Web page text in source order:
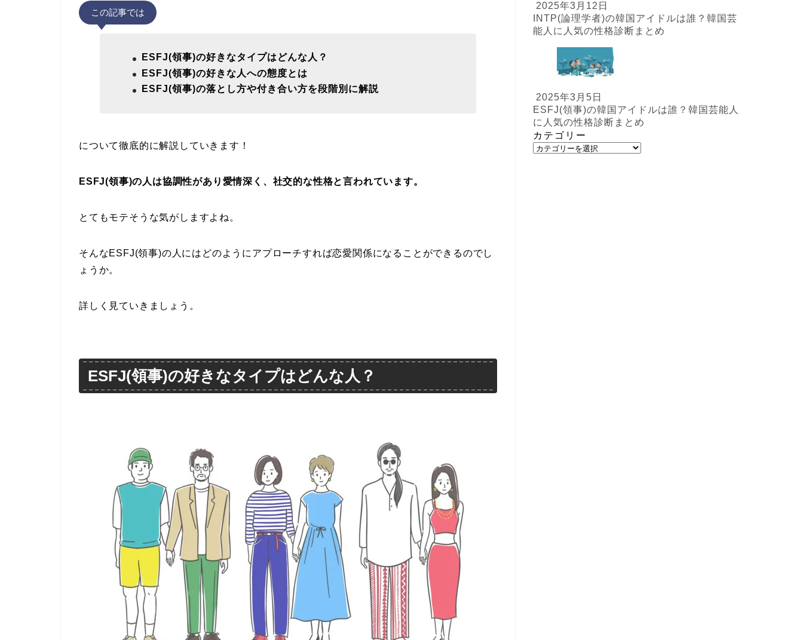
この記事では
ESFJ(領事)の好きなタイプはどんな人？
ESFJ(領事)の好きな人への態度とは
ESFJ(領事)の落とし方や付き合い方を段階別に解説
について徹底的に解説していきます！
ESFJ(領事)の人は協調性があり愛情深く、社交的な性格と言われています。
とてもモテそうな気がしますよね。
そんなESFJ(領事)の人にはどのようにアプローチすれば恋愛関係になることができるのでし
ょうか。
詳しく見ていきましょう。
ESFJ(領事)の好きなタイプはどんな人？
2025年3月12日
INTP(論理学者)の韓国アイドルは誰？韓国芸
能人に人気の性格診断まとめ
2025年3月5日
ESFJ(領事)の韓国アイドルは誰？韓国芸能人
に人気の性格診断まとめ
カテゴリー